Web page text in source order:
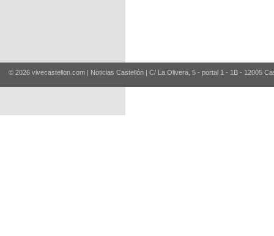
© 2026 vivecastellon.com | Noticias Castellón | C/ La Olivera, 5 - portal 1 - 1B - 12005